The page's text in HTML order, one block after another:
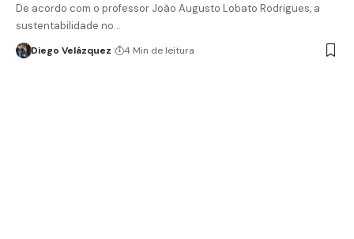
De acordo com o professor João Augusto Lobato Rodrigues, a
sustentabilidade no…
Diego Velázquez 4 Min de leitura